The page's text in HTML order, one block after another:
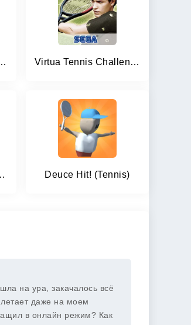
3D online spo Virtua Tennis Challenge
Kick Deuce Hit! (Tennis)
на ура, закачалось всё
даже на моем
в онлайн режим? Как